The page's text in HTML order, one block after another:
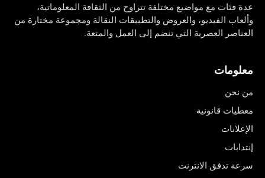
عدة فئات مع مواضيع مختلفة تتراوح من الثقافة المعلوماتية،
وألعاب الفيديو، والعروض والتطبيقات النقالة ومجموعة مختارة من
العناصر العصرية التي تنضم إلى العمل والمتعة.
معلومات
من نحن
معطيات قانونية
الإعلانات
إنتدابات
سرعة تدفق الانترنت